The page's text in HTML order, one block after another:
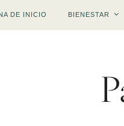
DE INICIO BIENESTAR